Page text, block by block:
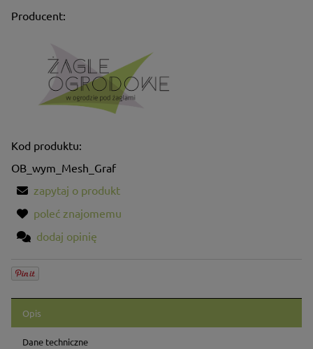
Producent:
Kod produktu:
OB_wym_Mesh_Graf
zapytaj o produkt
poleć znajomemu
dodaj opinię
Opis
Dane techniczne